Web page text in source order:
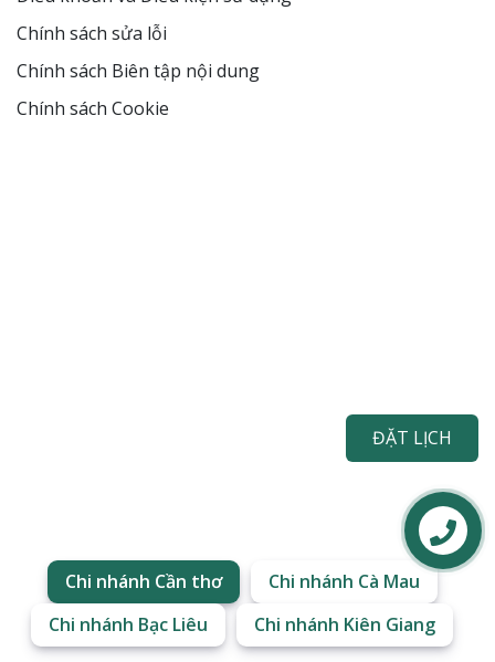
Chính sách sửa lỗi
Chính sách Biên tập nội dung
Chính sách Cookie
Chi nhánh Cần thơ
Chi nhánh Cà Mau
Chi nhánh Bạc Liêu
Chi nhánh Kiên Giang
ĐẶT LỊCH